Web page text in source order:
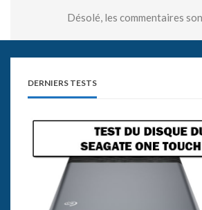
Désolé, les commentaires
DERNIERS TESTS